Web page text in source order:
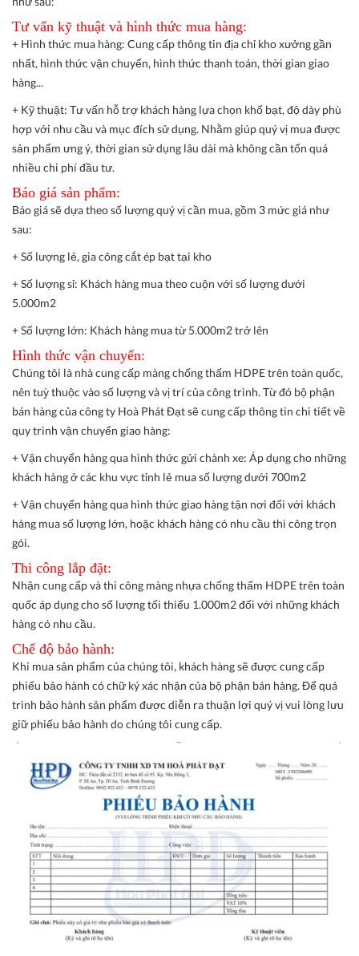
Tư vấn kỹ thuật và hình thức mua hàng:
+ Hình thức mua hàng: Cung cấp thông tin địa chỉ kho xưởng gần
nhất, hình thức vận chuyển, hình thức thanh toán, thời gian giao
hàng...
+ Kỹ thuật: Tư vấn hỗ trợ khách hàng lựa chọn khổ bạt, độ dày phù
hợp với nhu cầu và mục đích sử dụng. Nhằm giúp quý vị mua được
sản phẩm ưng ý, thời gian sử dụng lâu dài mà không cần tốn quá
nhiều chi phí đầu tư.
Báo giá sản phẩm:
Báo giá sẽ dựa theo số lượng quý vị cần mua, gồm 3 mức giá như
sau:
+ Số lượng lẻ, gia công cắt ép bạt tại kho
+ Số lượng sỉ: Khách hàng mua theo cuộn với số lượng dưới
5.000m2
+ Số lượng lớn: Khách hàng mua từ 5.000m2 trở lên
Hình thức vận chuyển:
Chúng tôi là nhà cung cấp màng chống thấm HDPE trên toàn quốc,
nên tuỳ thuộc vào số lượng và vị trí của công trình. Từ đó bộ phận
bán hàng của công ty Hoà Phát Đạt sẽ cung cấp thông tin chi tiết về
quy trình vận chuyển giao hàng:
+ Vận chuyển hàng qua hình thức gửi chành xe: Áp dụng cho những
khách hàng ở các khu vực tỉnh lẻ mua số lượng dưới 700m2
+ Vận chuyển hàng qua hình thức giao hàng tận nơi đối với khách
hàng mua số lượng lớn, hoặc khách hàng có nhu cầu thi công trọn
gói.
Thi công lắp đặt:
Nhận cung cấp và thi công màng nhựa chống thấm HDPE trên toàn
quốc áp dụng cho số lượng tối thiểu 1.000m2 đối với những khách
hàng có nhu cầu.
Chế độ bảo hành:
Khi mua sản phẩm của chúng tôi, khách hàng sẽ được cung cấp
phiếu bảo hành có chữ ký xác nhận của bộ phận bán hàng. Để quá
trình bảo hành sản phẩm được diễn ra thuận lợi quý vị vui lòng lưu
giữ phiếu bảo hành do chúng tôi cung cấp.